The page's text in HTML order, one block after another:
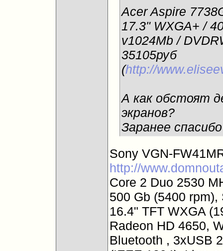
Acer Aspire
17.3" WXGA+ /
v1024Mb /
35105руб
(http://
А как обстоят
экранов?
Заранее
Sony VGN-
http://
Core 2 Duo 2530
500 Gb (5400
16.4" TFT WXGA
Radeon HD 4650,
Bluetooth , 3xUSB